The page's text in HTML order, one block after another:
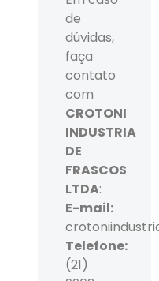
de
dúvidas,
faça
contato
com
CROTONI
INDUSTRIA
DE
FRASCOS
LTDA:
E-mail:
Telefone:
(21)